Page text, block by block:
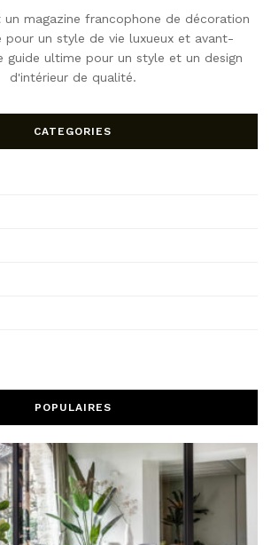
un magazine francophone de décoration
pour un style de vie luxueux et avant-
guide ultime pour un style et un design
d'intérieur de qualité.
CATEGORIES
POPULAIRES